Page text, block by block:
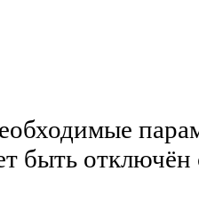
быть отключён